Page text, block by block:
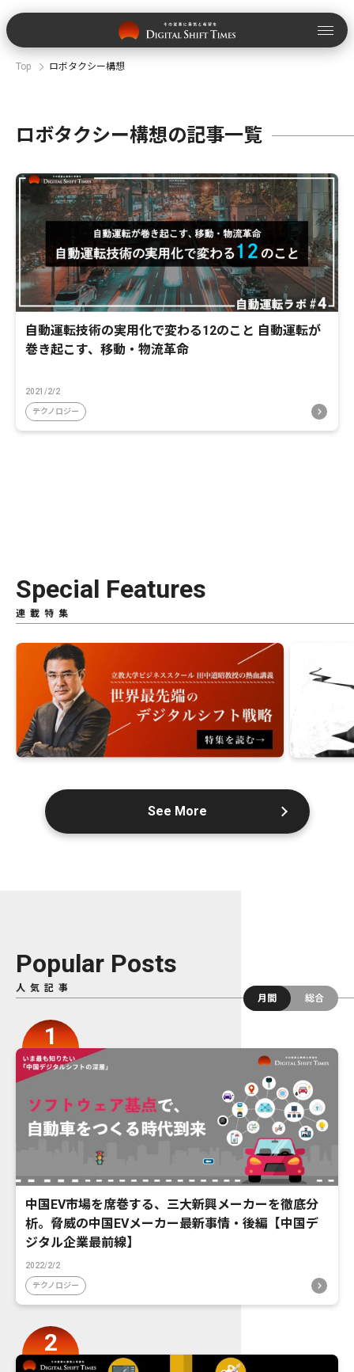
Top ロボタクシー構想
ロボタクシー構想の記事一覧
自動運転技術の実用化で変わる12のこと 自動運転が
巻き起こす、移動・物流革命
2021/2/2
テクノロジー
Special Features
連載特集
See More
Popular Posts
人気記事
月間
総合
中国EV市場を席巻する、三大新興メーカーを徹底分
析。脅威の中国EVメーカー最新事情・後編【中国デ
ジタル企業最前線】
2022/2/2
テクノロジー